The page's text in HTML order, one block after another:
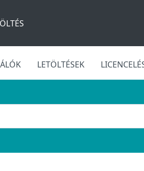
LETÖLTÉSEK